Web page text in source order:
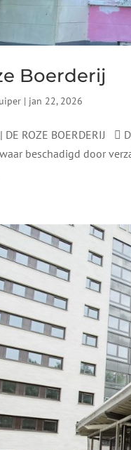
Boerderij
| jan 22, 2026
ROZE BOERDERIJ 
beschadigd door